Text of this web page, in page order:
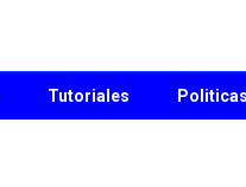
Tutoriales Politicas